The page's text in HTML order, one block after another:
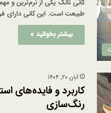
کانی تالک یکی از نرم‌ترین و
طبیعت است. این کانی دارای
بیشتر بخوانید »
آبان ۲۰, ۱۴۰۴
کاربرد و فایده‌های
رنگ‌سازی